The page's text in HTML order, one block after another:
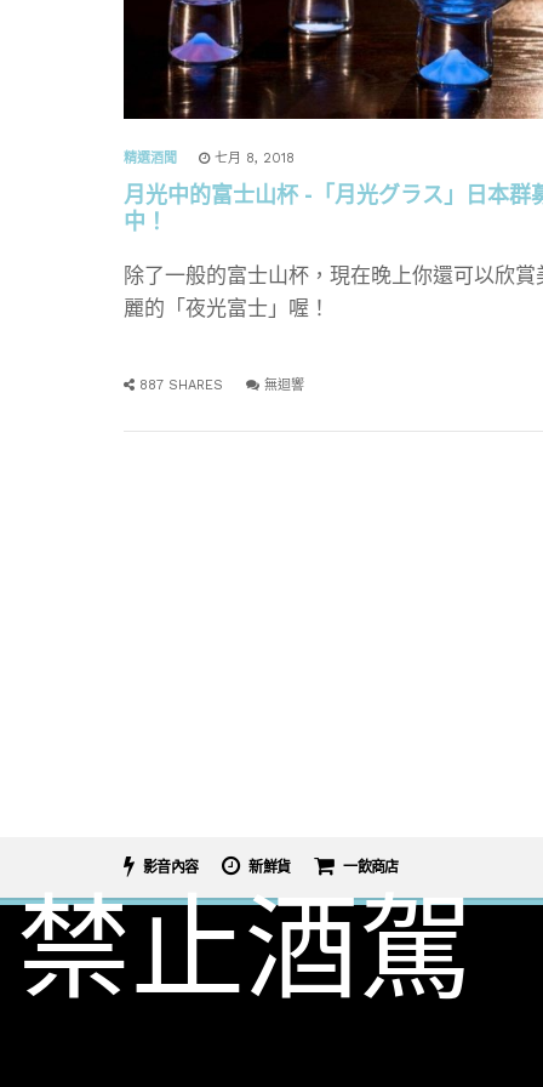
精選酒聞 七月 8, 2018
月光中的富士山杯 -「月光グラス」日本群
中！
除了一般的富士山杯，現在晚上你還可以欣賞
麗的「夜光富士」喔！
887 SHARES 無迴響
影音內容 新鮮貨 一飲商店
禁止酒駕